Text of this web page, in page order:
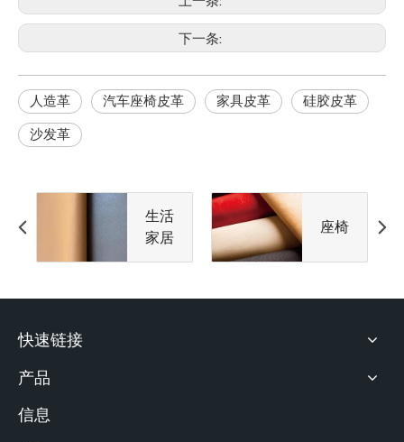
下一条:
人造革 汽车座椅皮革 家具皮革 硅胶皮革
沙发革
生活
家居
座椅
快速链接
产品
信息